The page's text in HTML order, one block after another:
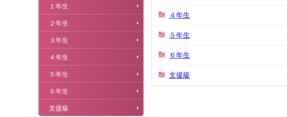
１年生
２年生
３年生
４年生
５年生
６年生
支援級
４年生
５年生
６年生
支援級